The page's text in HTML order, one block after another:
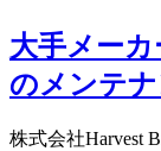
大手メー
のメンテ
株式会社Harvest